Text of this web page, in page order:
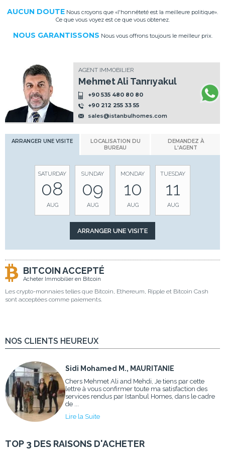
AUCUN DOUTE Nous croyons que «l'honnêteté est la meilleure politique».
Ce que vous voyez est ce que vous obtenez.
NOUS GARANTISSONS Nous vous offrons toujours le meilleur prix.
AGENT IMMOBILIER
Mehmet Ali Tanrıyakul
+90 535 480 80 80
+90 212 255 33 55
sales@istanbulhomes.com
ARRANGER UNE VISITE
LOCALISATION DU
BUREAU
DEMANDEZ À
L'AGENT
SATURDAY
08
AUG
SUNDAY
09
AUG
MONDAY
10
AUG
TUESDAY
11
AUG
BITCOIN ACCEPTÉ
Acheter Immobilier en Bitcoin
Les crypto-monnaies telles que Bitcoin, Ethereum, Ripple et Bitcoin Cash
sont acceptées comme paiements.
NOS CLIENTS HEUREUX
Sidi Mohamed M., MAURITANIE
Chers Mehmet Ali and Mehdi, Je tiens par cette
lettre à vous confirmer toute ma satisfaction des
services rendus par Istanbul Homes, dans le cadre
de ...
Lire la Suite
TOP 3 DES RAISONS D'ACHETER